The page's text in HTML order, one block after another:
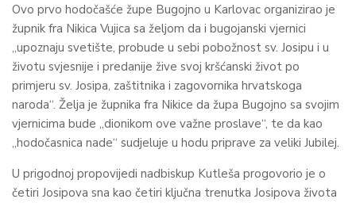
Ovo prvo hodočašće župe Bugojno u Karlovac organizirao je
župnik fra Nikica Vujica sa željom da i bugojanski vjernici
„upoznaju svetište, probude u sebi pobožnost sv. Josipu i u
životu svjesnije i predanije žive svoj kršćanski život po
primjeru sv. Josipa, zaštitnika i zagovornika hrvatskoga
naroda“. Želja je župnika fra Nikice da župa Bugojno sa svojim
vjernicima bude „dionikom ove važne proslave“, te da kao
„hodočasnica nade“ sudjeluje u hodu priprave za veliki Jubilej.
U prigodnoj propovijedi nadbiskup Kutleša progovorio je o
četiri Josipova sna kao četiri ključna trenutka Josipova života